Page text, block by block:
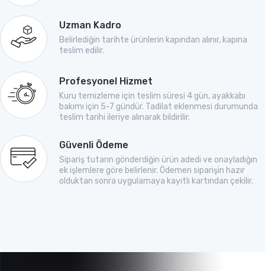
Uzman Kadro
Belirlediğin tarihte ürünlerin kapından alınır, kapına
teslim edilir.
Profesyonel Hizmet
Kuru temizleme için teslim süresi 4 gün, ayakkabı
bakımı için 5-7 gündür. Tadilat eklenmesi durumunda
teslim tarihi ileriye alınarak bildirilir.
Güvenli Ödeme
Sipariş tutarın gönderdiğin ürün adedi ve onayladığın
ek işlemlere göre belirlenir. Ödemen siparişin hazır
olduktan sonra uygulamaya kayıtlı kartından çekilir.